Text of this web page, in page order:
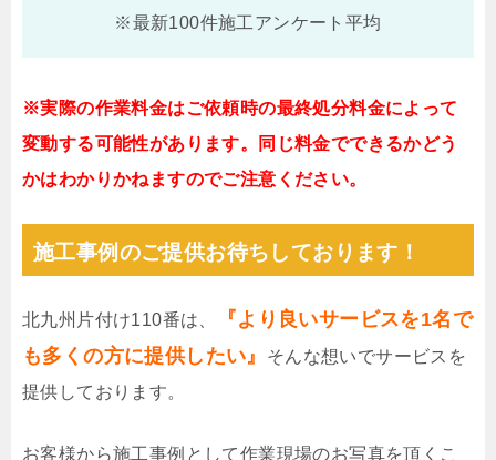
※最新100件施工アンケート平均
※実際の作業料金はご依頼時の最終処分料金によって
変動する可能性があります。同じ料金でできるかどう
かはわかりかねますのでご注意ください。
施工事例のご提供お待ちしております！
北九州片付け110番は、
『より良いサービスを1名で
も多くの方に提供したい』
そんな想いでサービスを
提供しております。
お客様から施工事例として作業現場のお写真を頂くこ